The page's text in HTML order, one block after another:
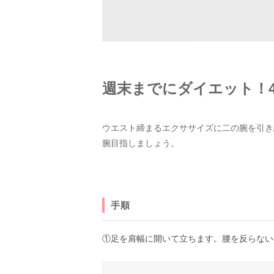
週末までにダイエット！
ウエスト締まるエクササイズに二の腕を引
腕目指しましょう。
手順
①足を肩幅に開いて立ちます。腰を反らな